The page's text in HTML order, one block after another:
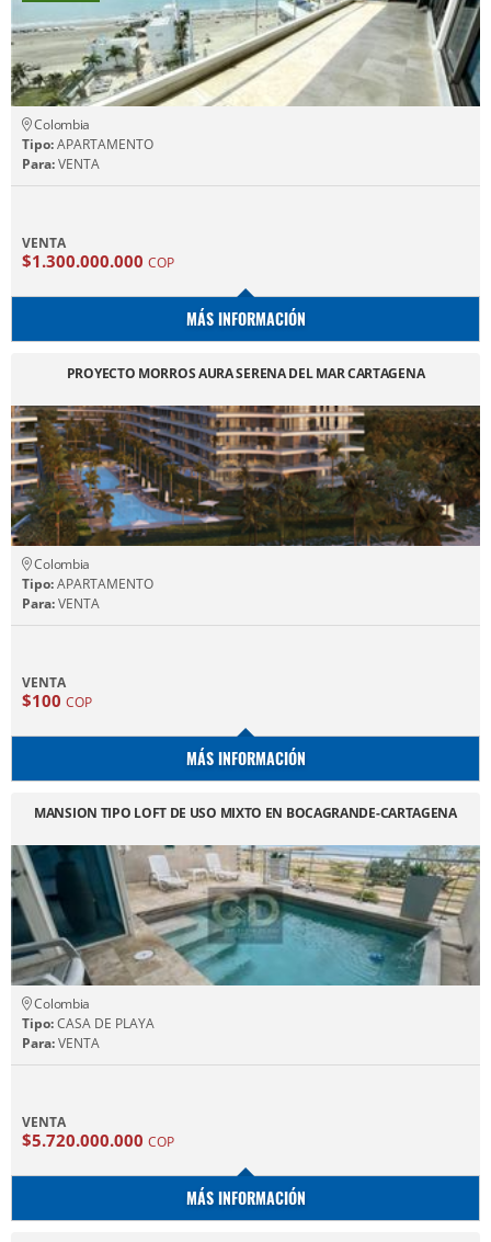
Colombia
Tipo:APARTAMENTO
Para:VENTA
VENTA
$1.300.000.000 COP
MÁS INFORMACIÓN
PROYECTO MORROS AURA SERENA DEL MAR CARTAGENA
Colombia
Tipo:APARTAMENTO
Para:VENTA
VENTA
$100 COP
MÁS INFORMACIÓN
MANSION TIPO LOFT DE USO MIXTO EN BOCAGRANDE-CARTAGENA
Colombia
Tipo:CASA DE PLAYA
Para:VENTA
VENTA
$5.720.000.000 COP
MÁS INFORMACIÓN